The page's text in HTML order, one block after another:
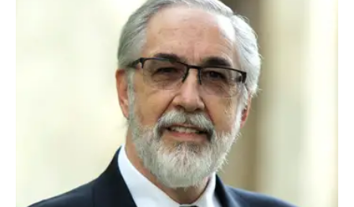
Nascido em São Caetano do Sul, é ministro
presbiteriano, casado com Ester, pai e avô.
Possui graduação em Teologia pela Faculdade
Teológica Batista de São Paulo. Graduado em
Filosofia pela Universidade de Mogi das
Cruzes. Mestre em Educação Cristã pelo Centro
Presbiteriano de Pós-Graduação, Andrew
Jumper. Mestrado em Educação, Arte e História
da Cultura pela Universidade Presbiteriana